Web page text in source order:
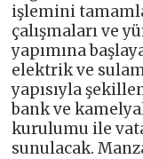
işlemini
çalışmaları ve
yapımına
elektrik ve
yapısıyla
bank ve
kurulumu ile
sunulacak.